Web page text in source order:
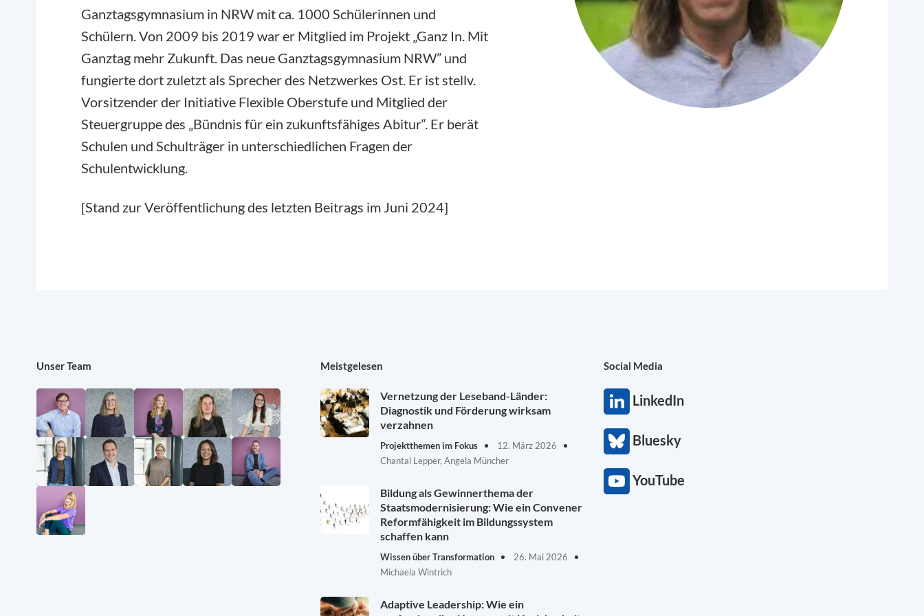
Ganztagsgymnasium in NRW mit ca. 1000 Schülerinnen und
Schülern. Von 2009 bis 2019 war er Mitglied im Projekt „Ganz In. Mit
Ganztag mehr Zukunft. Das neue Ganztagsgymnasium NRW” und
fungierte dort zuletzt als Sprecher des Netzwerkes Ost. Er ist stellv.
Vorsitzender der Initiative Flexible Oberstufe und Mitglied der
Steuergruppe des „Bündnis für ein zukunftsfähiges Abitur“. Er berät
Schulen und Schulträger in unterschiedlichen Fragen der
Schulentwicklung.
[Stand zur Veröffentlichung des letzten Beitrags im Juni 2024]
Unser Team Meistgelesen
Vernetzung der Leseband-Länder:
Diagnostik und Förderung wirksam
verzahnen
Projektthemen im Fokus
12. März 2026
Chantal Lepper, Angela Müncher
Bildung als Gewinnerthema der
Staatsmodernisierung: Wie ein Convener
Reformfähigkeit im Bildungssystem
schaffen kann
Wissen über Transformation
26. Mai 2026
Michaela Wintrich
Adaptive Leadership: Wie ein
Social Media
LinkedIn
Bluesky
YouTube